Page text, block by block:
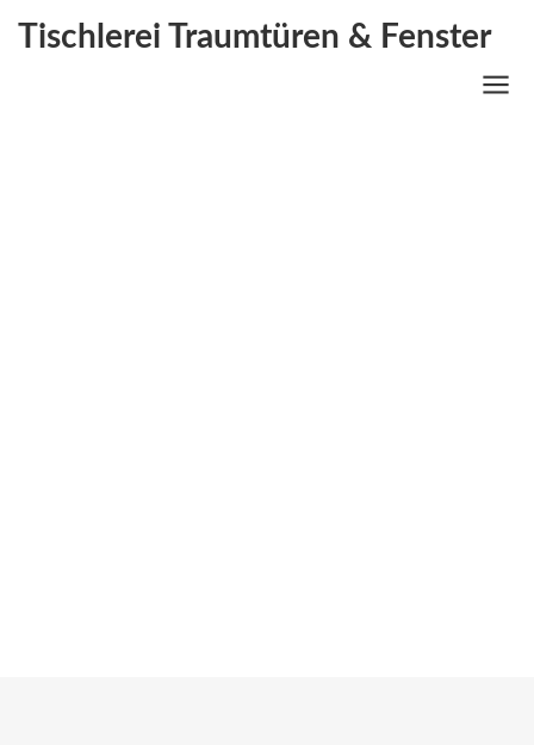
Tischlerei Traumtüren & Fenster